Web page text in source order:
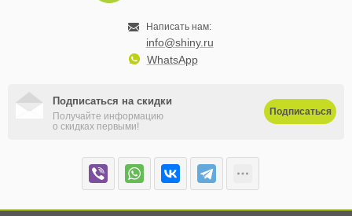
Написать нам:
info@shiny.ru
WhatsApp
Подписаться на скидки
Получайте информацию
о скидках первыми!
Подписаться